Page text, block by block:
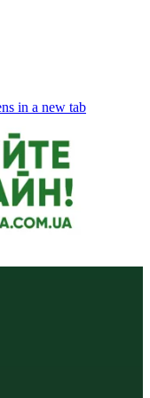
in a new tab